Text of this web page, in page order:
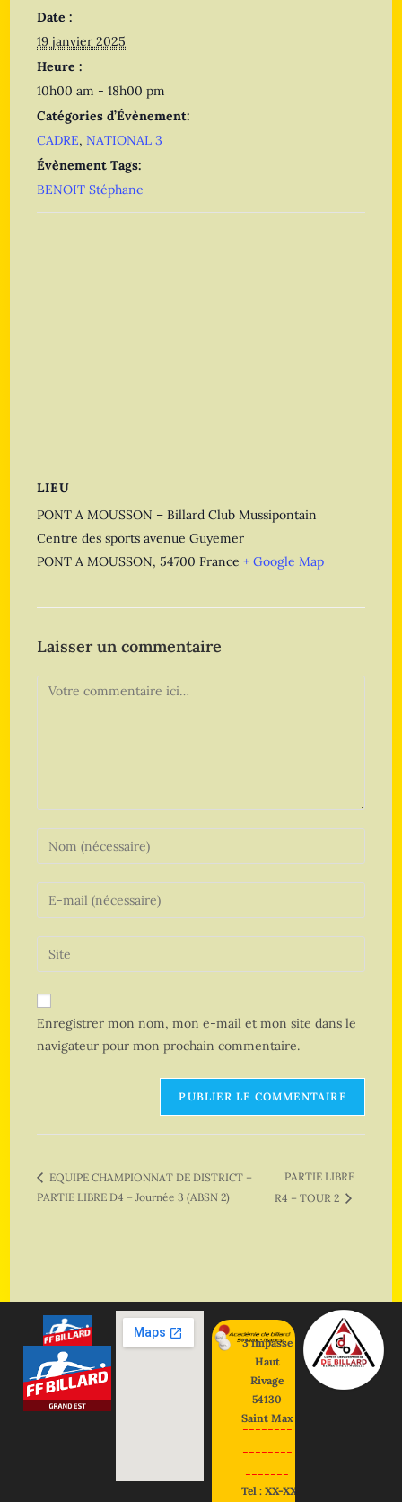
Date :
19 janvier 2025
Heure :
10h00 am - 18h00 pm
Catégories d’Évènement:
CADRE, NATIONAL 3
Évènement Tags:
BENOIT Stéphane
LIEU
PONT A MOUSSON – Billard Club Mussipontain
Centre des sports avenue Guyemer
PONT A MOUSSON, 54700 France + Google Map
Laisser un commentaire
Enregistrer mon nom, mon e-mail et mon site dans le
navigateur pour mon prochain commentaire.
EQUIPE CHAMPIONNAT DE DISTRICT –
PARTIE LIBRE D4 – Journée 3 (ABSN 2)
PARTIE LIBRE
R4 – TOUR 2
3 impasse
Haut
Rivage
54130
Saint Max
--------
--------
-------
Tel : XX-XX-